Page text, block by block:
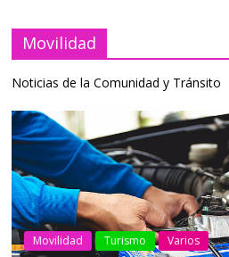
Movilidad
Noticias de la Comunidad y Tránsito
AEADE Industria Motociclismo